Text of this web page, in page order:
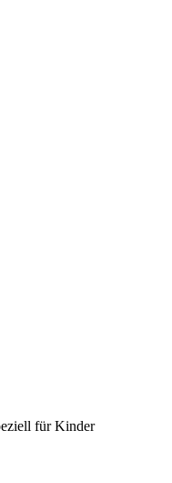
für Kinder